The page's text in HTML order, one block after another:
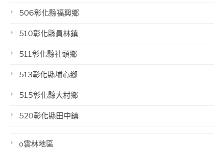
506彰化縣福興鄉
510彰化縣員林鎮
511彰化縣社頭鄉
513彰化縣埔心鄉
515彰化縣大村鄉
520彰化縣田中鎮
o雲林地區